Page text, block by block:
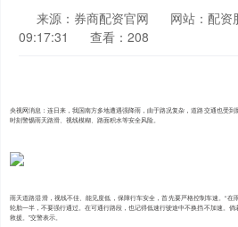
来源：券商配资官网 网站：配资
09:17:31
查看：208
央视网消息：连日来，我国南方多地遭遇强降雨，由于路况复杂，道路交通也受
时刻警惕雨天路滑、视线模糊、路面积水等安全风险。
雨天道路湿滑，视线不佳、能见度低，保障行车安全，首先要严格控制车速。“
轮胎一半，不要强行通过。在可通行路段，也记得低速行驶途中不换挡不加速。
救援。”交警表示。